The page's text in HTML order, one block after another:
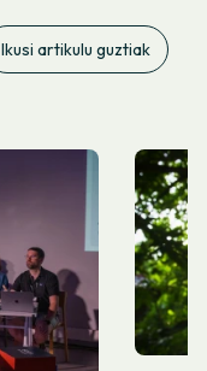
Ikusi artikulu guztiak